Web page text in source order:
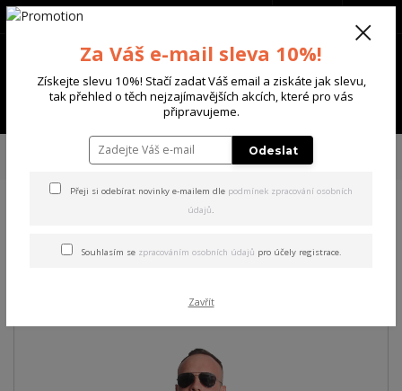
Menu
+420 702 136 620
BUNDY
Yakuza pánská větrovka Rockstarz
Rockstarz Windbreaker
Za Váš e-mail sleva 10%!
Získejte slevu 10%! Stačí zadat Váš email a ziskáte jak slevu,
tak přehled o těch nejzajímavějších akcích, které pro vás
připravujeme.
Odeslat
Přeji si odebírat novinky e-mailem dle podmínek zpracování osobních
údajů.
Souhlasím se zpracováním osobních údajů pro účely registrace.
Zavřít